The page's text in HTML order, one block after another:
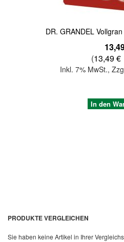
DR. GRANDEL
(13,49 €
Inkl. 7% MwSt.,
In den
PRODUKTE VERGLEICHEN
Sie haben keine Artikel in Ihrer